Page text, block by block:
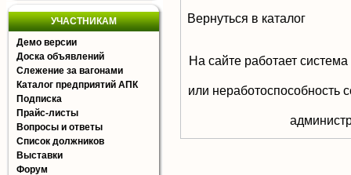
УЧАСТНИКАМ
Демо версии
Доска объявлений
Слежение за вагонами
Каталог предприятий АПК
Подписка
Прайс-листы
Вопросы и ответы
Список должников
Выставки
Форум
Вернуться в каталог
На сайте работает
или неработоспособность